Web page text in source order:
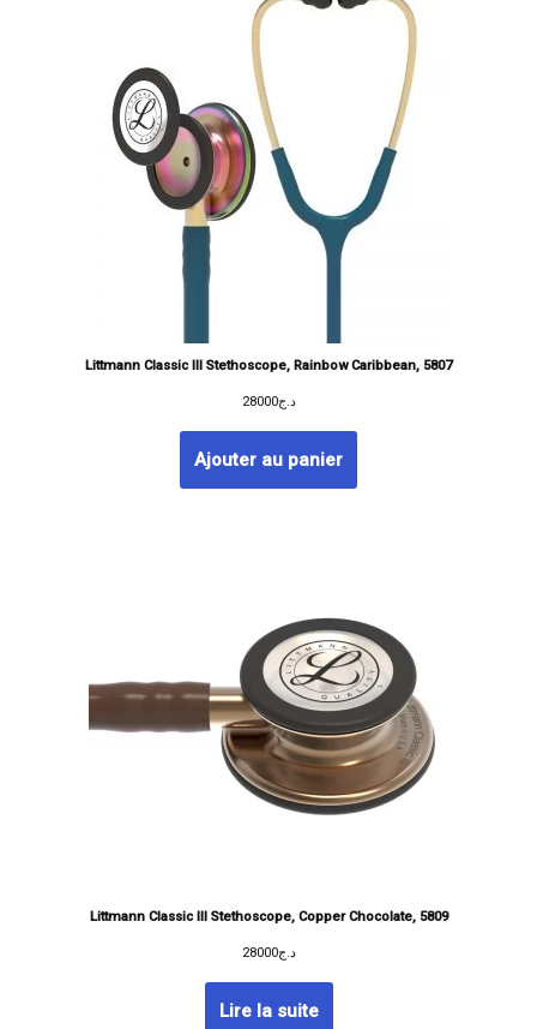
Littmann Classic III Stethoscope, Rainbow Caribbean, 5807
د.ج28000
Ajouter au panier
Littmann Classic III Stethoscope, Copper Chocolate, 5809
د.ج28000
Lire la suite